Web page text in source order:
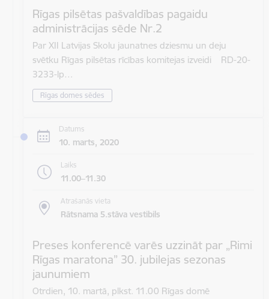
Rīgas pilsētas pašvaldības pagaidu
administrācijas sēde Nr.2
Par XII Latvijas Skolu jaunatnes dziesmu un deju
svētku Rīgas pilsētas rīcības komitejas izveidi RD-20-
3233-lp…
Rīgas domes sēdes
Datums
10. marts, 2020
Laiks
11.00–11.30
Atrašanās vieta
Rātsnama 5.stāva vestibils
Preses konferencē varēs uzzināt par „Rimi
Rīgas maratona” 30. jubilejas sezonas
jaunumiem
Otrdien, 10. martā, plkst. 11.00 Rīgas domē